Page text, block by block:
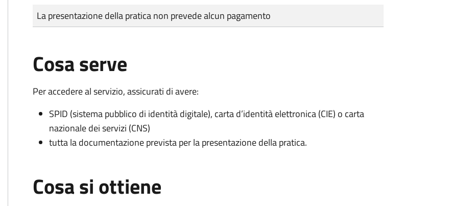
Tipo di pagamento
Importo
La presentazione della pratica non prevede alcun pagamento
Cosa serve
Per accedere al servizio, assicurati di avere:
SPID (sistema pubblico di identità digitale), carta d’identità elettronica (CIE) o carta
nazionale dei servizi (CNS)
tutta la documentazione prevista per la presentazione della pratica.
Cosa si ottiene